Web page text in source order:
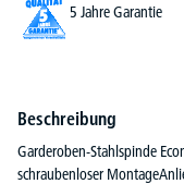
5 Jahre Garantie
Beschreibung
Garderoben-Stahlspinde
schraubenloser